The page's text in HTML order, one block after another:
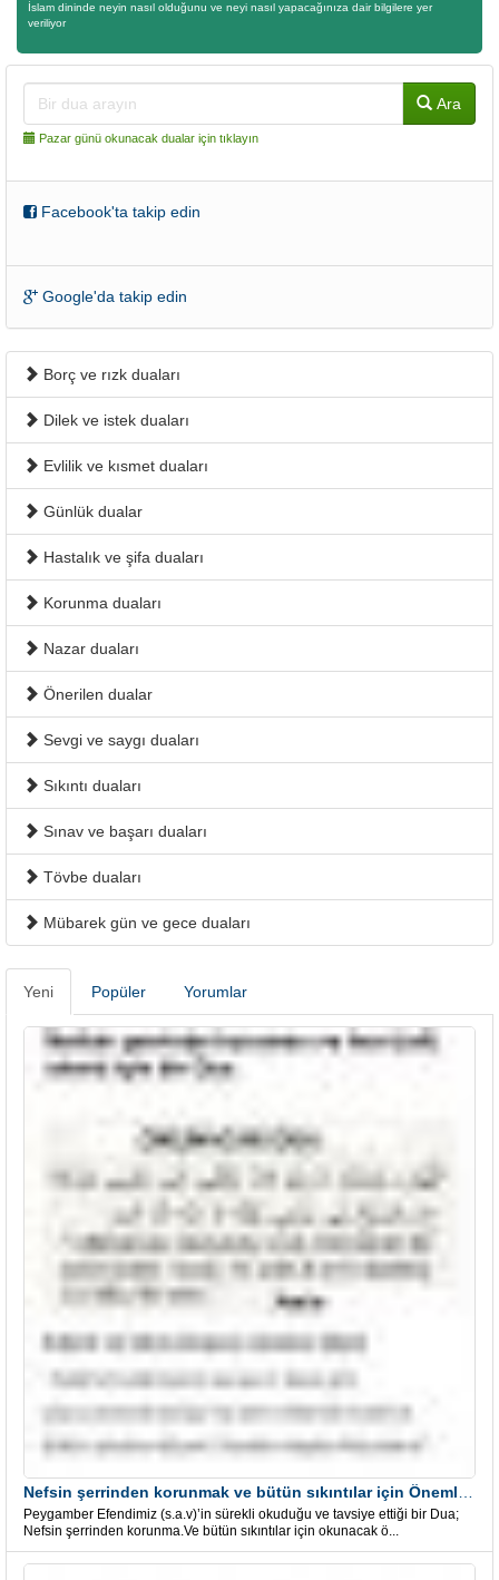
İslam dininde neyin nasıl olduğunu ve neyi nasıl yapacağınıza dair bilgilere yer
veriliyor
Ara
Pazar günü okunacak dualar için tıklayın
Facebook'ta takip edin
Google'da takip edin
Borç ve rızk duaları
Dilek ve istek duaları
Evlilik ve kısmet duaları
Günlük dualar
Hastalık ve şifa duaları
Korunma duaları
Nazar duaları
Önerilen dualar
Sevgi ve saygı duaları
Sıkıntı duaları
Sınav ve başarı duaları
Tövbe duaları
Mübarek gün ve gece duaları
Yeni Popüler Yorumlar
Peygamber Efendimiz (s.a.v)’in sürekli okuduğu ve tavsiye ettiği bir Dua;
Nefsin şerrinden korunma.Ve bütün sıkıntılar için okunacak ö...